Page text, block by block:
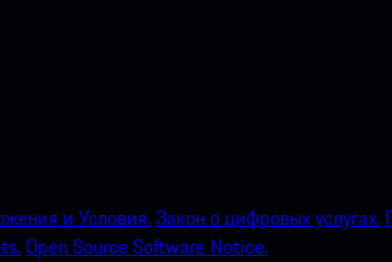
и Условия.Закон о цифровых услугах.
Open Source Software Notice.